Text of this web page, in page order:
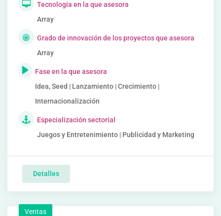
Tecnología en la que asesora
Array
Grado de innovación de los proyectos que asesora
Array
Fase en la que asesora
Idea, Seed | Lanzamiento | Crecimiento |
Internacionalización
Especialización sectorial
Juegos y Entretenimiento | Publicidad y Marketing
Detalles
Ventas